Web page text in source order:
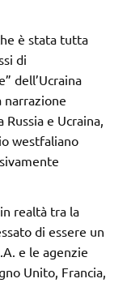
è stata tutta
di
dell’Ucraina
narrazione
e Ucraina,
westfaliano
realtà tra la
di essere un
e le agenzie
Unito, Francia,